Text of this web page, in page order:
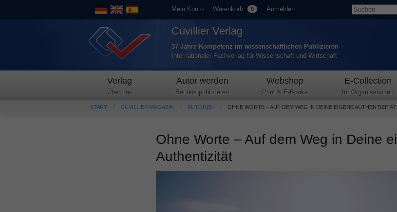
Mein Konto Warenkorb 0 Anmelden
Cuvillier Verlag
37 Jahre Kompetenz im wissenschaftlichen Publizieren
Internationaler Fachverlag für Wissenschaft und Wirtschaft
Verlag
Über uns
Autor werden
Bei uns publizieren
Webshop
Print & E-Books
E-Collection
für Organisationen
START CUVILLIER MAGAZIN AUTOREN OHNE WORTE – AUF DEM WEG IN DEINE EIGENE AUTHENTIZITÄT
Ohne Worte – Auf dem Weg in Deine
Authentizität